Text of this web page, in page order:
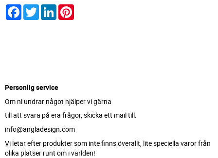
Facebook
TwitterLinkedIn
Personlig service
Om ni undrar något hjälper vi gärna
till att svara på era frågor, skicka ett mail till:
info@angladesign.com
Vi letar efter produkter som inte finns överallt, lite speciella varor från
olika platser runt om i världen!